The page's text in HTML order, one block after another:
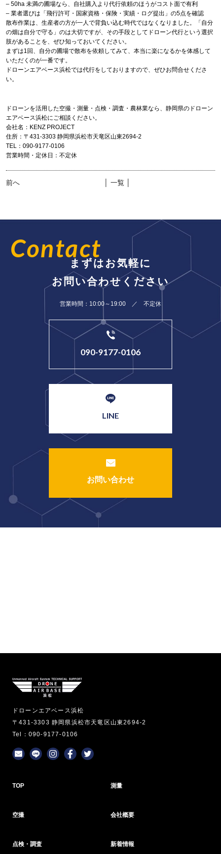
– 50ha 未満の圃場なら、自社購入より代行依頼のほうがコスト面で有利
– 業者選びは「飛行許可・国家資格・保険・実績・ログ提出」の5点を確認
散布作業は、生産者の方が一人で背負い込む時代ではなくなりました。「自分
の畑は自分で守る」のは大切ですが、その手段としてドローン代行という選択
肢があることを、ぜひ知っておいてください。
まずは1回、自分の圃場で散布を依頼してみて、本当に楽になるかを体感して
いただくのが一番です。
ドローンエアベース浜松では代行をしておりますので、ぜひお問合せくださ
い。
ドローンを活用した空撮・測量・点検・調査・農林業なら、静岡県のドローン
エアベース浜松にご相談ください。
会社名：KENZ PROJECT
住所：〒431-3303 静岡県浜松市天竜区山東2694-2
TEL：090-9177-0106
営業時間・定休日：不定休
前へ │ 一覧 │
Contact
まずはお気軽に
お問い合わせください
営業時間：10:00～19:00 ／ 不定休
090-9177-0106
LINE
お問い合わせ
ドローンエアベース浜松
〒431-3303 静岡県浜松市天竜区山東2694-2
Tel：090-9177-0106
TOP 測量
空撮 会社概要
点検・調査 新着情報